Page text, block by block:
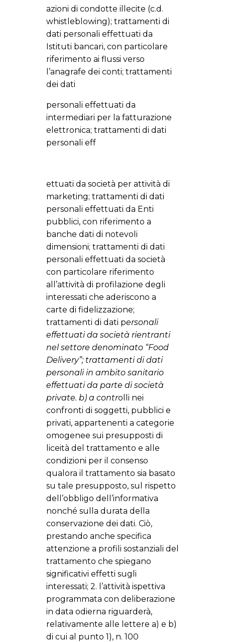
azioni di condotte illecite (c.d.
whistleblowing); trattamenti di
dati personali effettuati da
Istituti bancari, con particolare
riferimento ai flussi verso
l’anagrafe dei conti; trattamenti
dei dati
personali effettuati da
intermediari per la fatturazione
elettronica; trattamenti di dati
personali eff
ettuati da società per attività di
marketing; trattamenti di dati
personali effettuati da Enti
pubblici, con riferimento a
banche dati di notevoli
dimensioni; trattamenti di dati
personali effettuati da società
con particolare riferimento
all’attività di profilazione degli
interessati che aderiscono a
carte di fidelizzazione;
trattamenti di dati personali
effettuati da società rientranti
nel settore denominato “Food
Delivery”; trattamenti di dati
personali in ambito sanitario
effettuati da parte di società
private. b) a controlli nei
confronti di soggetti, pubblici e
privati, appartenenti a categorie
omogenee sui presupposti di
liceità del trattamento e alle
condizioni per il consenso
qualora il trattamento sia basato
su tale presupposto, sul rispetto
dell’obbligo dell’informativa
nonché sulla durata della
conservazione dei dati. Ciò,
prestando anche specifica
attenzione a profili sostanziali del
trattamento che spiegano
significativi effetti sugli
interessati; 2. l’attività ispettiva
programmata con deliberazione
in data odierna riguarderà,
relativamente alle lettere a) e b)
di cui al punto 1), n. 100